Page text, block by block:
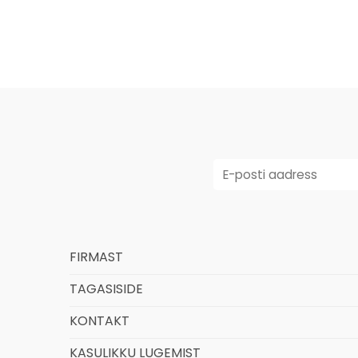
FIRMAST
TAGASISIDE
KONTAKT
KASULIKKU LUGEMIST